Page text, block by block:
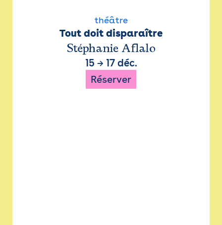
théâtre
Tout doit disparaître
Stéphanie Aflalo
15 → 17 déc.
Réserver